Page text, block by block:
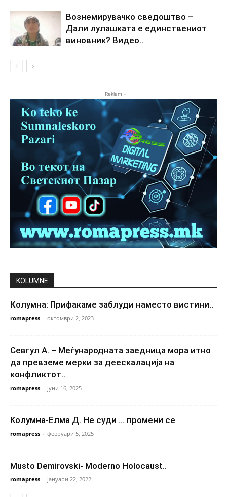
Вознемирувачко сведоштво –
Дали лулашката е единствениот
виновник? Видео..
- Reklam -
KOLUMNE
Колумна: Прифакаме заблуди наместо вистини..
romapress - октомври 2, 2023
Севгул А. – Меѓународната заедница мора итно
да превземе мерки за деескалација на
конфликтот..
romapress - јуни 16, 2025
Kолумна-Елма Д. Не суди … промени се
romapress - февруари 5, 2025
Musto Demirovski- Moderno Holocaust..
romapress - јануари 22, 2022